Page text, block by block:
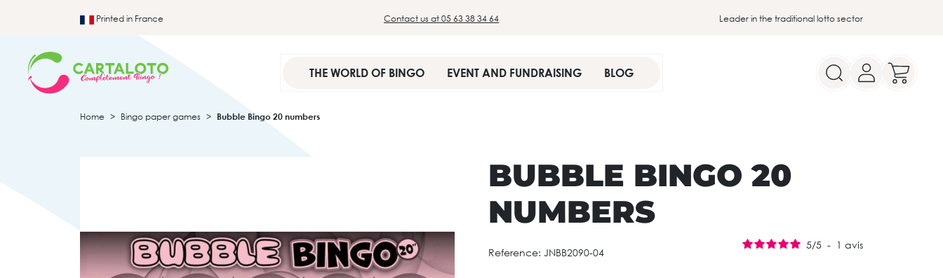
Printed in France Contact us at 05 63 38 34 64 Leader in the traditional lotto sector
THE WORLD OF BINGO EVENT AND FUNDRAISING BLOG
Home Bingo paper games Bubble Bingo 20 numbers
BUBBLE BINGO 20
NUMBERS
Reference: JNBB2090-04
5/5 - 1 avis